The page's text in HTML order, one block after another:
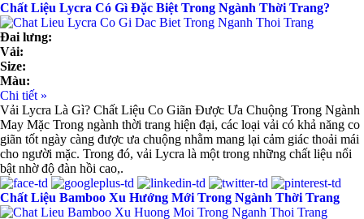
Chất Liệu Lycra Có Gì Đặc Biệt Trong Ngành Thời Trang?
Đai lưng:
Vải:
Size:
Màu:
Chi tiết »
Vải Lycra Là Gì? Chất Liệu Co Giãn Được Ưa Chuộng Trong Ngành
May Mặc Trong ngành thời trang hiện đại, các loại vải có khả năng co
giãn tốt ngày càng được ưa chuộng nhằm mang lại cảm giác thoải mái
cho người mặc. Trong đó, vải Lycra là một trong những chất liệu nổi
bật nhờ độ đàn hồi cao,.
Chất Liệu Bamboo Xu Hướng Mới Trong Ngành Thời Trang